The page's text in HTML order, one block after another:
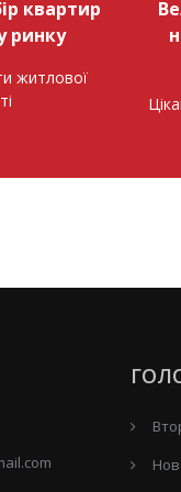
квартир
ринку
житлової